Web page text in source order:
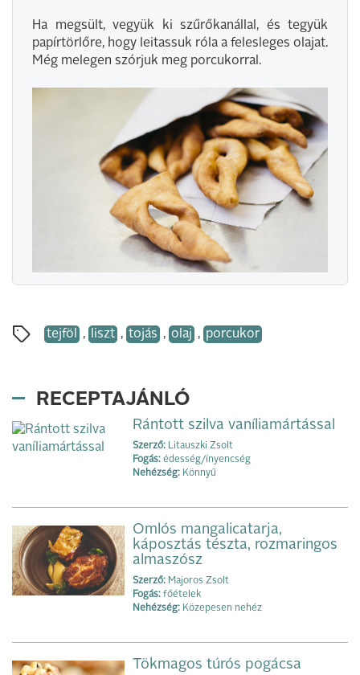
Ha megsült, vegyük ki szűrőkanállal, és tegyük
papírtörlőre, hogy leitassuk róla a felesleges olajat.
Még melegen szórjuk meg porcukorral.
tejföl , liszt , tojás , olaj , porcukor
RECEPTAJÁNLÓ
Rántott szilva vaníliamártással
Szerző: Litauszki Zsolt
Fogás: édesség/ínyencség
Nehézség: Könnyű
Omlós mangalicatarja,
káposztás tészta, rozmaringos
almaszósz
Szerző: Majoros Zsolt
Fogás: főételek
Nehézség: Közepesen nehéz
Tökmagos túrós pogácsa